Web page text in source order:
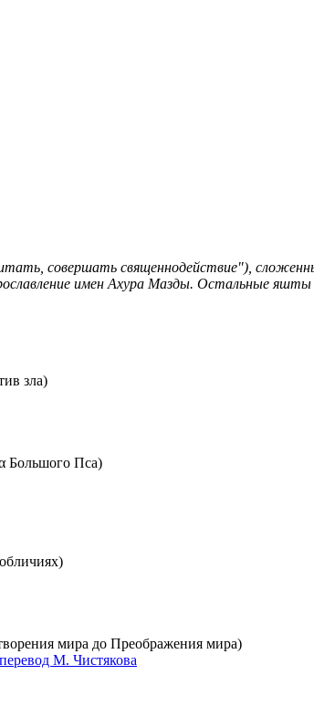
совершать священнодействие"),
имен Ахура Мазды. Остальные
зла)
Большого Пса)
мира до Преображения мира)
М. Чистякова